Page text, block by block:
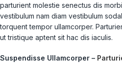
parturient molestie senectus dis
vestibulum nam diam vestibulum
torquent tempor ullamcorper.
ut tristique aptent sit hac dis iaculis.
Suspendisse Ullamcorper –